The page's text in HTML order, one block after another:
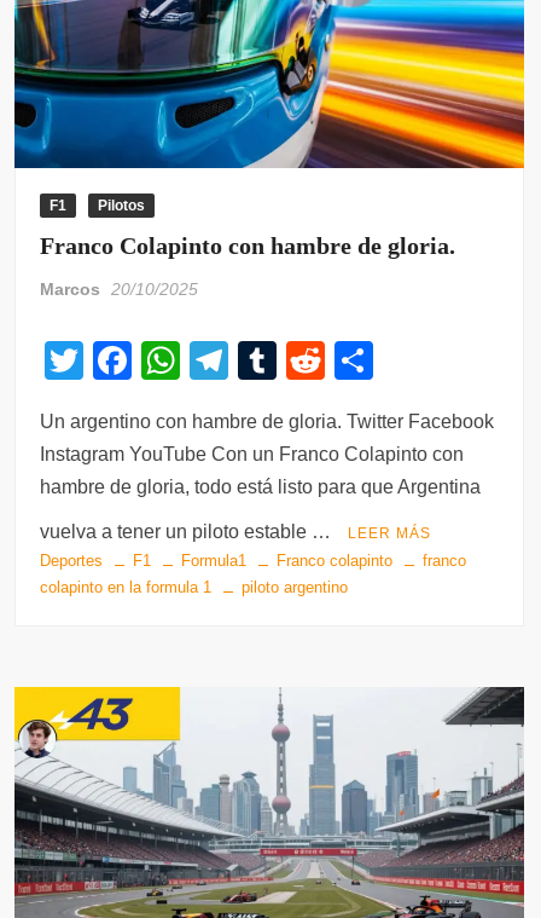
F1 Pilotos
Franco Colapinto con hambre de gloria.
Marcos 20/10/2025
T
tt
er
F
c
e
o
o
W
at
s
A
p
p
T
e
gr
m
T
m
bl
r
R
d
di
m
p
tir
Un argentino con hambre de gloria. Twitter Facebook
Instagram YouTube Con un Franco Colapinto con
hambre de gloria, todo está listo para que Argentina
vuelva a tener un piloto estable … LEER MÁS
Deportes F1 Formula1 Franco colapinto
franco
colapinto en la formula 1
piloto argentino